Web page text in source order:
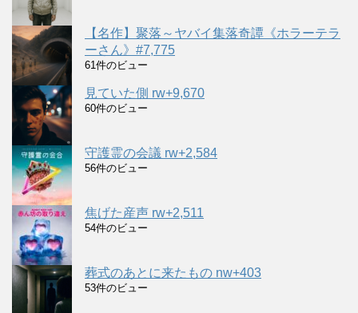
【名作】聚落～ヤバイ集落奇譚《ホラーテラ
ーさん》#7,775
61件のビュー
見ていた側 rw+9,670
60件のビュー
守護霊の会議 rw+2,584
56件のビュー
焦げた産声 rw+2,511
54件のビュー
葬式のあとに来たもの nw+403
53件のビュー